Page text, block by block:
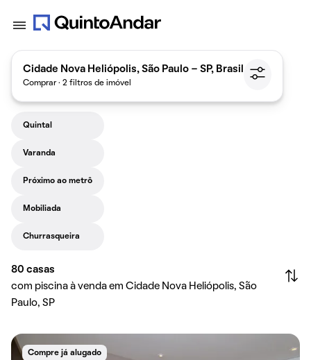
Cidade Nova Heliópolis, São Paulo - SP, Brasil
Comprar · 2 filtros de imóvel
Quintal
Varanda
Próximo ao metrô
Mobiliada
Churrasqueira
80 casas
com piscina à venda em Cidade Nova Heliópolis, São
Paulo, SP
Compre já alugado